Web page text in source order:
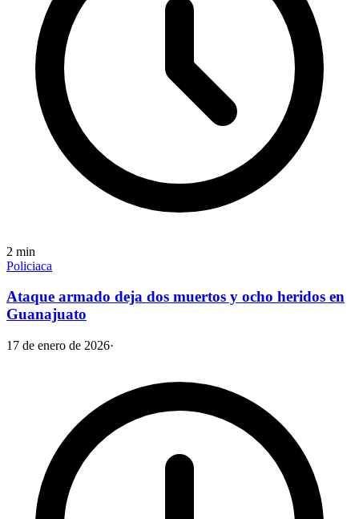
2 min
Policiaca
Ataque armado deja dos muertos y ocho heridos en
Guanajuato
17 de enero de 2026·